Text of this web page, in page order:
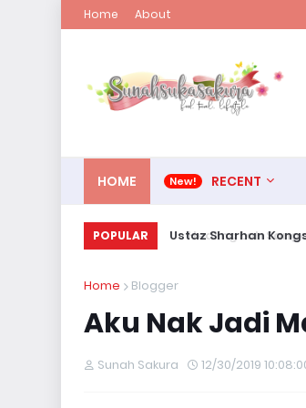
Home About
HOME RECENT
POPULAR Ustaz Sharhan
Home Blogger
Aku Nak Jadi
Sunah Sakura 12/30/2019